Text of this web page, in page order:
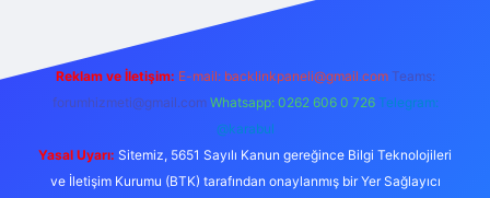
Reklam ve İletişim: E-mail: backlinkpaneli@gmail.com Teams:
forumhizmeti@gmail.com Whatsapp: 0262 606 0 726 Telegram:
@karabul
Yasal Uyarı: Sitemiz, 5651 Sayılı Kanun gereğince Bilgi Teknolojileri
ve İletişim Kurumu (BTK) tarafından onaylanmış bir Yer Sağlayıcı